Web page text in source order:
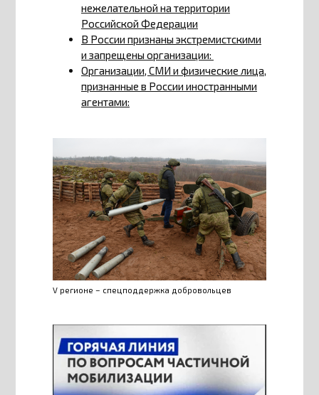
нежелательной на территории
Российской Федерации
В России признаны экстремистскими
и запрещены организации:
Организации, СМИ и физические лица,
признанные в России иностранными
агентами:
V регионе – спецподдержка добровольцев